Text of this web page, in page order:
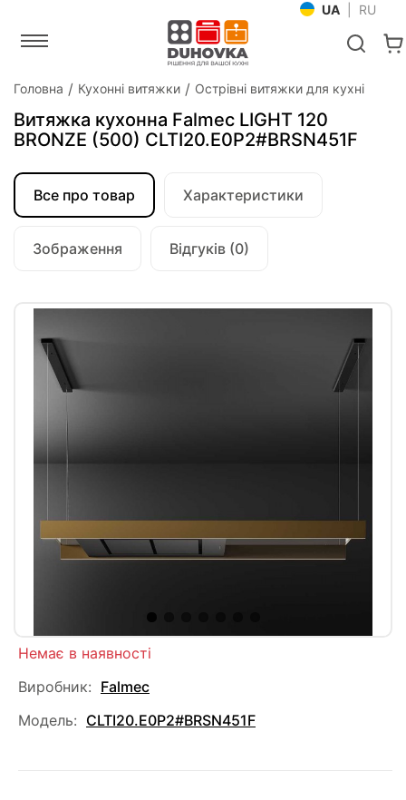
UA RU
Головна Кухонні витяжки Острівні витяжки для кухні
Витяжка кухонна Falmec LIGHT 120
BRONZE (500) CLTI20.E0P2#BRSN451F
Все про товар Характеристики
Зображення Відгуків (0)
Немає в наявності
Виробник: Falmec
Модель: CLTI20.E0P2#BRSN451F